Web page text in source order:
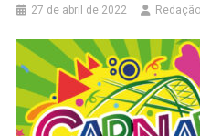
27 de abril de 2022 Redação